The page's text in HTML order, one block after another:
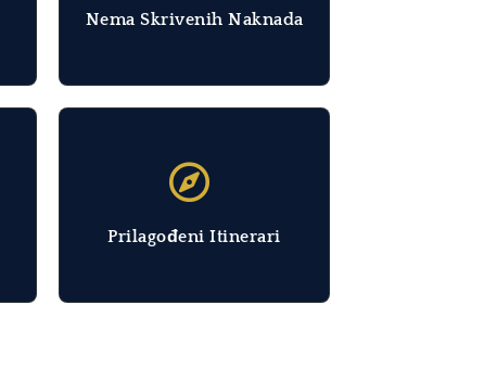
Nema Skrivenih Naknada
Prilagođeni Itinerari